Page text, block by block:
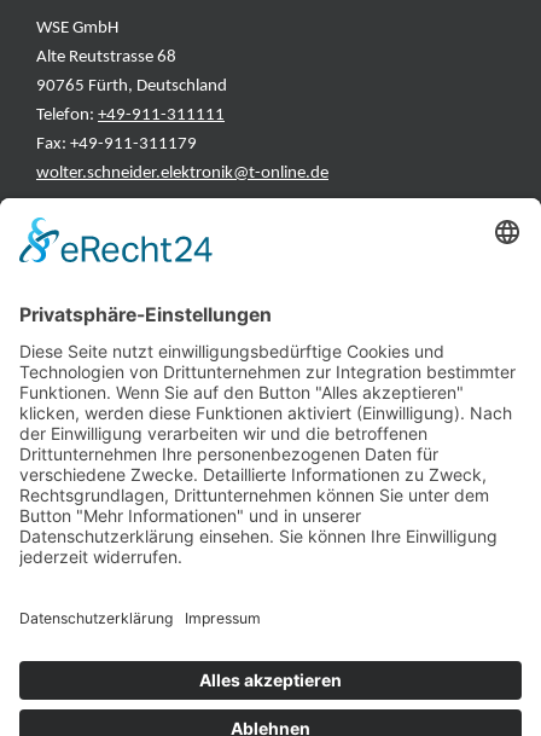
WSE GmbH
Alte Reutstrasse 68
90765 Fürth, Deutschland
Telefon: +49-911-311111
Fax: +49-911-311179
wolter.schneider.elektronik@t-online.de
INFORMATIONEN
Test & Reparatur
Hersteller
Fehlerliste
Impressum
Datenschutzerklärung
AGB